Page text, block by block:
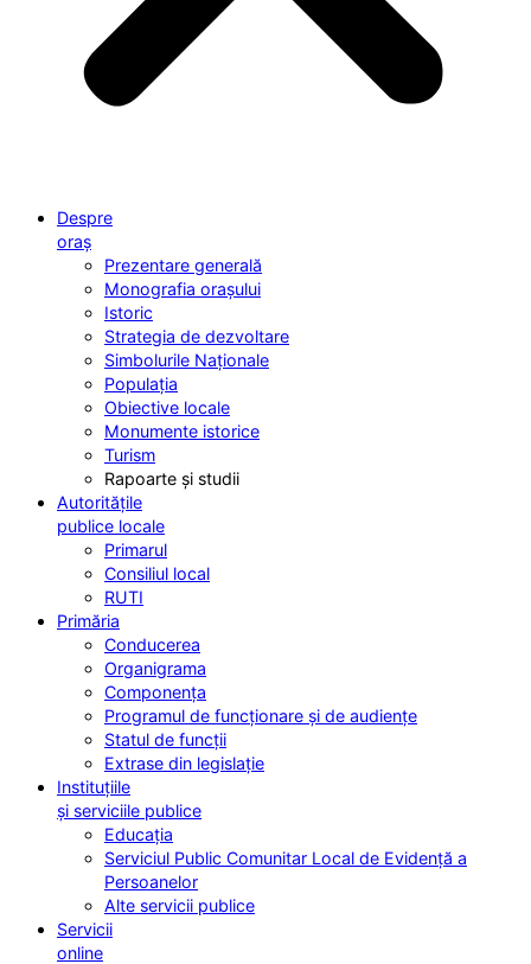
Despre
oraș
Prezentare generală
Monografia orașului
Istoric
Strategia de dezvoltare
Simbolurile Naționale
Populația
Obiective locale
Monumente istorice
Turism
Rapoarte și studii
Autoritățile
publice locale
Primarul
Consiliul local
RUTI
Primăria
Conducerea
Organigrama
Componența
Programul de funcționare și de audiențe
Statul de funcții
Extrase din legislație
Instituțiile
și serviciile publice
Educația
Serviciul Public Comunitar Local de Evidență a
Persoanelor
Alte servicii publice
Servicii
online